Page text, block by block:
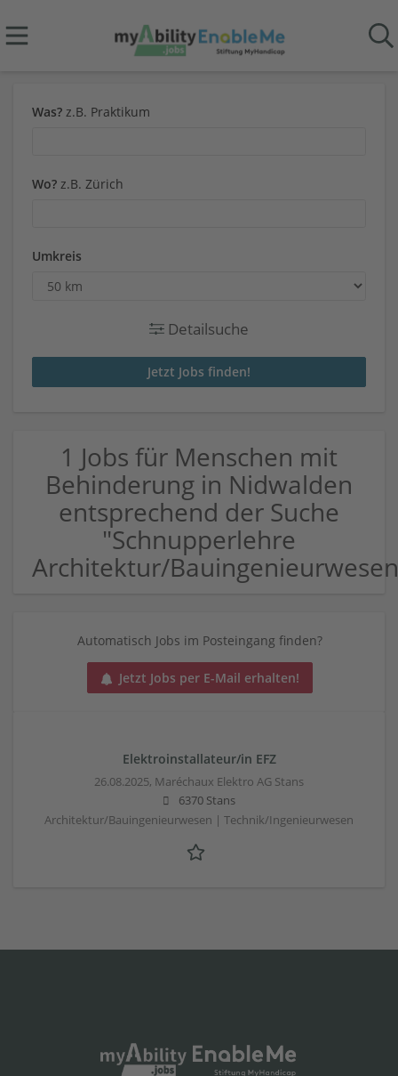
Was? z.B. Praktikum
Wo? z.B. Zürich
Umkreis
Detailsuche
1 Jobs für Menschen mit
Behinderung in Nidwalden
entsprechend der Suche
"Schnupperlehre
Architektur/
Automatisch Jobs im Posteingang finden?
Jetzt Jobs per E-Mail erhalten!
Elektroinstallateur/in EFZ
26.08.2025, Maréchaux Elektro AG Stans
6370 Stans
Architektur/Bauingenieurwesen | Technik/Ingenieurwesen